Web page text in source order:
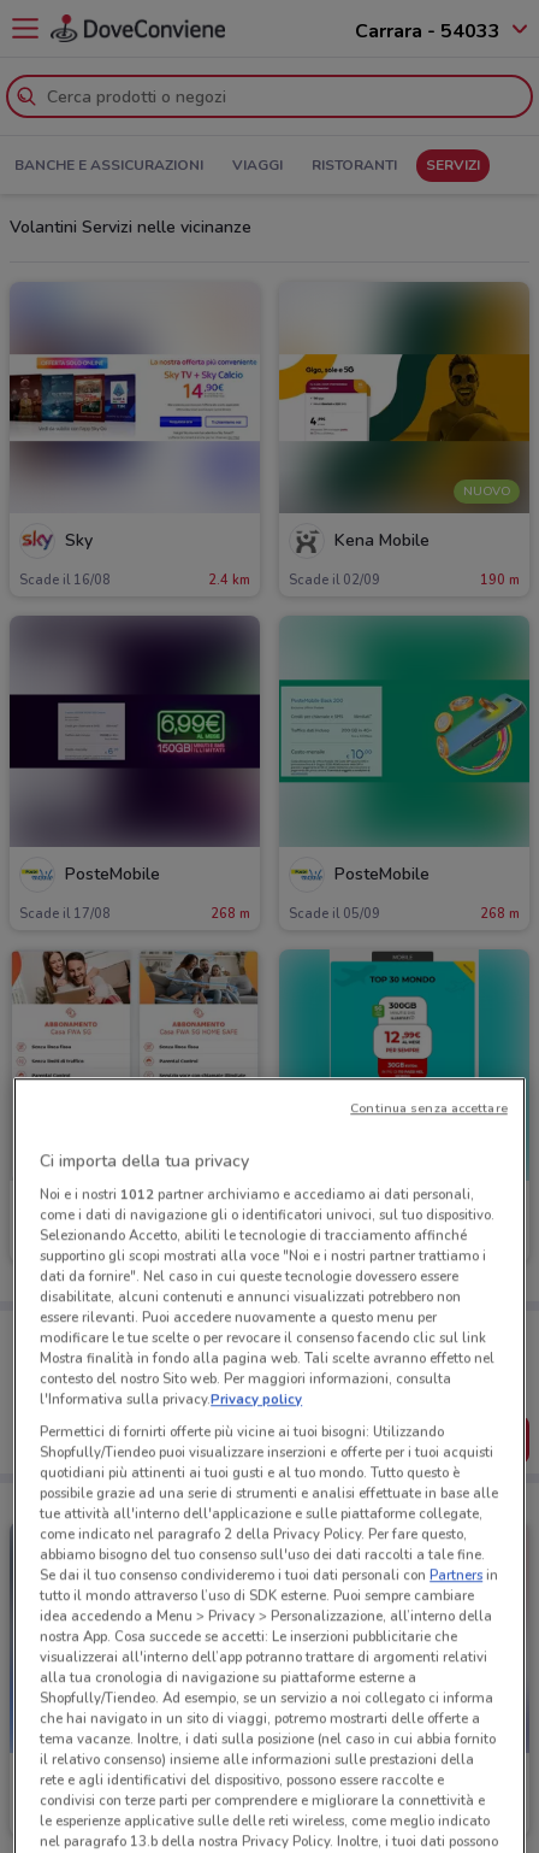
Carrara - 54033
BANCHE E ASSICURAZIONI VIAGGI RISTORANTI SERVIZI
Volantini Servizi nelle vicinanze
Sky
Scade il 16/08 2.4 km
NUOVO
Kena Mobile
Scade il 02/09 190 m
PosteMobile
Scade il 17/08 268 m
PosteMobile
Scade il 05/09 268 m
Linkem
Scade il 31/08 411 m
Iliad
Scade il 10/09 434 m
Porta DoveConviene sempre con te!
Puoi trovare le migliori offerte dei negozi vicino a te,
salvarle e creare la tua lista del risparmio, comodamente
dal tuo cellulare.
SCARICA L’APP
TIM
Scade il 06/09 623 m
TIM
Scade il 30/08 623 m
Ci importa della tua privacy
Noi e i nostri 1012partner archiviamo e accediamo ai dati personali,
come i dati di navigazione gli o identificatori univoci, sul tuo dispositivo.
Selezionando Accetto, abiliti le tecnologie di tracciamento affinché
supportino gli scopi mostrati alla voce "Noi e i nostri partner trattiamo i
dati da fornire". Nel caso in cui queste tecnologie dovessero essere
disabilitate, alcuni contenuti e annunci visualizzati potrebbero non
essere rilevanti. Puoi accedere nuovamente a questo menu per
modificare le tue scelte o per revocare il consenso facendo clic sul link
Mostra finalità in fondo alla pagina web. Tali scelte avranno effetto nel
contesto del nostro Sito web. Per maggiori informazioni, consulta
l'Informativa sulla privacy.Privacy policy
Permettici di fornirti offerte più vicine ai tuoi bisogni: Utilizzando
Shopfully/Tiendeo puoi visualizzare inserzioni e offerte per i tuoi acquisti
quotidiani più attinenti ai tuoi gusti e al tuo mondo. Tutto questo è
possibile grazie ad una serie di strumenti e analisi effettuate in base alle
tue attività all'interno dell'applicazione e sulle piattaforme collegate,
come indicato nel paragrafo 2 della Privacy Policy. Per fare questo,
abbiamo bisogno del tuo consenso sull'uso dei dati raccolti a tale fine.
Se dai il tuo consenso condivideremo i tuoi dati personali conPartnersin
tutto il mondo attraverso l’uso di SDK esterne. Puoi sempre cambiare
idea accedendo a Menu > Privacy > Personalizzazione, all’interno della
nostra App. Cosa succede se accetti: Le inserzioni pubblicitarie che
visualizzerai all'interno dell’app potranno trattare di argomenti relativi
alla tua cronologia di navigazione su piattaforme esterne a
Shopfully/Tiendeo. Ad esempio, se un servizio a noi collegato ci informa
che hai navigato in un sito di viaggi, potremo mostrarti delle offerte a
tema vacanze. Inoltre, i dati sulla posizione (nel caso in cui abbia fornito
il relativo consenso) insieme alle informazioni sulle prestazioni della
rete e agli identificativi del dispositivo, possono essere raccolte e
condivisi con terze parti per comprendere e migliorare la connettività e
le esperienze applicative sulle delle reti wireless, come meglio indicato
nel paragrafo 13.b della nostra Privacy Policy. Inoltre, i tuoi dati possono
Continua senza accettare